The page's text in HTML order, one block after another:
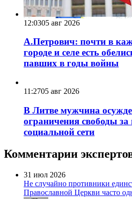
12:0305 авг 2026
А.Петрович: почти в
городе и селе есть
павших в годы войны
11:2705 авг 2026
В Литве мужчина
ограничения свободы
социальной сети
Комментарии
31 июл 2026
Не случайно противники
Православной Церкви часто